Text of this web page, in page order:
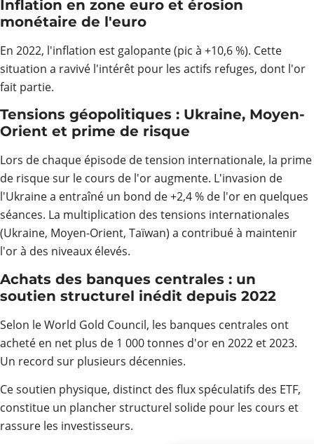
Inflation en zone euro et érosion
monétaire de l'euro
En 2022, l'inflation est galopante (pic à +10,6 %). Cette
situation a ravivé l'intérêt pour les actifs refuges, dont l'or
fait partie.
Tensions géopolitiques : Ukraine, Moyen-
Orient et prime de risque
Lors de chaque épisode de tension internationale, la prime
de risque sur le cours de l'or augmente. L'invasion de
l'Ukraine a entraîné un bond de +2,4 % de l'or en quelques
séances. La multiplication des tensions internationales
(Ukraine, Moyen-Orient, Taïwan) a contribué à maintenir
l'or à des niveaux élevés.
Achats des banques centrales : un
soutien structurel inédit depuis 2022
Selon le World Gold Council, les banques centrales ont
acheté en net plus de 1 000 tonnes d'or en 2022 et 2023.
Un record sur plusieurs décennies.
Ce soutien physique, distinct des flux spéculatifs des ETF,
constitue un plancher structurel solide pour les cours et
rassure les investisseurs.